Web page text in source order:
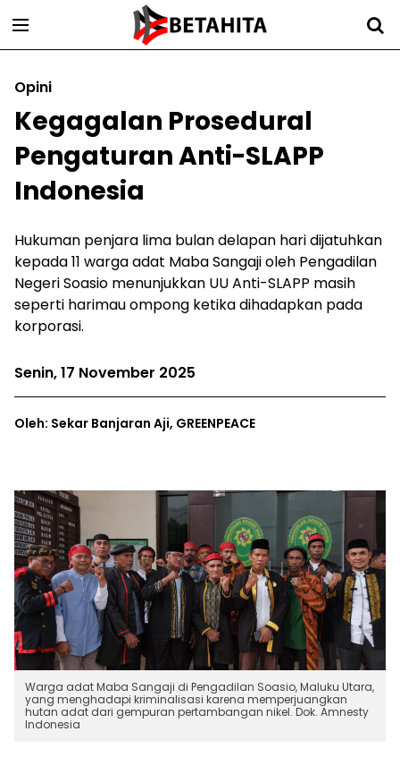
Opini
Kegagalan Prosedural
Pengaturan Anti-SLAPP
Indonesia
Hukuman penjara lima bulan delapan hari dijatuhkan
kepada 11 warga adat Maba Sangaji oleh Pengadilan
Negeri Soasio menunjukkan UU Anti-SLAPP masih
seperti harimau ompong ketika dihadapkan pada
korporasi.
Senin, 17 November 2025
Oleh: Sekar Banjaran Aji, GREENPEACE
Warga adat Maba Sangaji di Pengadilan Soasio, Maluku Utara,
yang menghadapi kriminalisasi karena memperjuangkan
hutan adat dari gempuran pertambangan nikel. Dok. Amnesty
Indonesia